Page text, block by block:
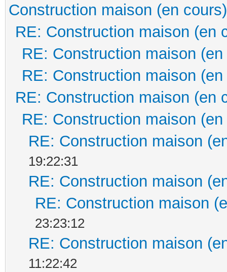
Construction maison (en cours)
RE: Construction maison (en
RE: Construction maison
RE: Construction maison
RE: Construction maison (en
RE: Construction maison
RE: Construction maison
19:22:31
RE: Construction maison
RE: Construction maison
23:23:12
RE: Construction maison
11:22:42